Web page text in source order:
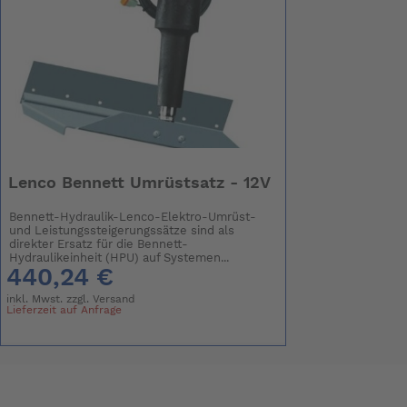
Lenco Bennett Umrüstsatz - 12V
Bennett-Hydraulik-Lenco-Elektro-Umrüst-
und Leistungssteigerungssätze sind als
direkter Ersatz für die Bennett-
Hydraulikeinheit (HPU) auf Systemen...
440,24 €
inkl. Mwst. zzgl.Versand
Lieferzeit auf Anfrage